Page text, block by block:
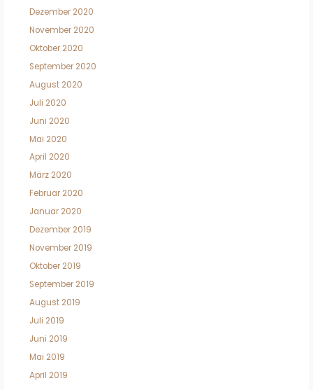
Dezember 2020
November 2020
Oktober 2020
September 2020
August 2020
Juli 2020
Juni 2020
Mai 2020
April 2020
März 2020
Februar 2020
Januar 2020
Dezember 2019
November 2019
Oktober 2019
September 2019
August 2019
Juli 2019
Juni 2019
Mai 2019
April 2019